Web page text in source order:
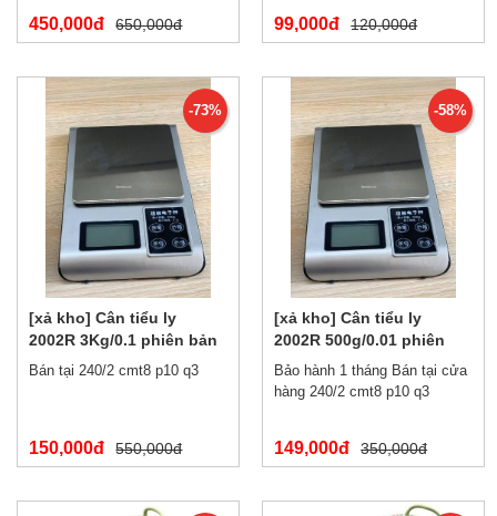
450,000đ 650,000đ 99,000đ 120,000đ
-73%
[xả kho] Cân tiểu ly
2002R 3Kg/0.1 phiên bản
tiếng trung
Bán tại 240/2 cmt8 p10 q3
150,000đ 550,000đ
-58%
[xả kho] Cân tiểu ly
2002R 500g/0.01 phiên
bản tiếng trung
Bảo hành 1 tháng Bán tại cửa
hàng 240/2 cmt8 p10 q3
149,000đ 350,000đ